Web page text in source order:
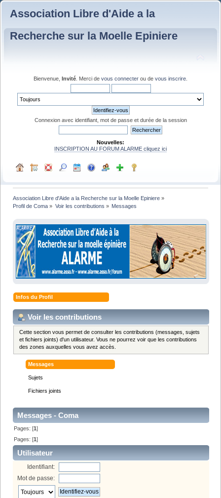
Association Libre d'Aide a la
Recherche sur la Moelle Epiniere
Bienvenue, Invité . Merci de vous connecter ou de vous inscrire
Connexion avec identifiant, mot de passe et durée de la session
Nouvelles:
INSCRIPTION AU FORUM ALARME cliquez ici
Association Libre d'Aide a la Recherche sur la Moelle Epiniere »
Profil de Coma » Voir les contributions » Messages
Infos du Profil
Voir les contributions
Cette section vous permet de consulter les contributions (messages, sujets
et fichiers joints) d'un utilisateur. Vous ne pourrez voir que les contributions
des zones auxquelles vous avez accès.
Messages
Sujets
Fichiers joints
Messages - Coma
Pages: [1]
Pages: [1]
Utilisateur
Identifiant:
Mot de passe: